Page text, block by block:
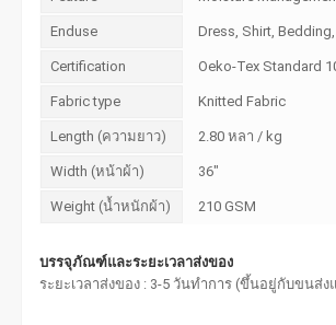
Enduse Dress, Shirt,
Certification Oeko-Tex Standard
Fabric type Knitted Fabric
Length (ความยาว) 2.80 หลา / kg
Width (หน้าผ้า) 36"
Weight (น้ำหนักผ้า) 210 GSM
บรรจุภัณฑ์และระยะเวลาส่งของ
ระยะเวลาส่งของ : 3-5 วันทำการ (ขึ้นอยู่กับขนส่ง